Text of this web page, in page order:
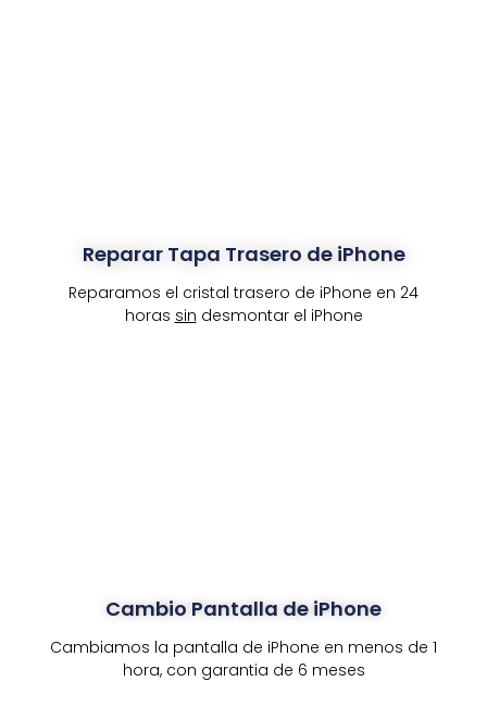
Reparar Tapa Trasero de iPhone
Reparamos el cristal trasero de iPhone en 24
horas sin desmontar el iPhone
Cambio Pantalla de iPhone
Cambiamos la pantalla de iPhone en menos de 1
hora, con garantia de 6 meses